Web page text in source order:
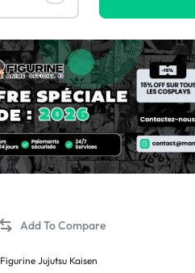
Figurine Jujutsu Kaisen